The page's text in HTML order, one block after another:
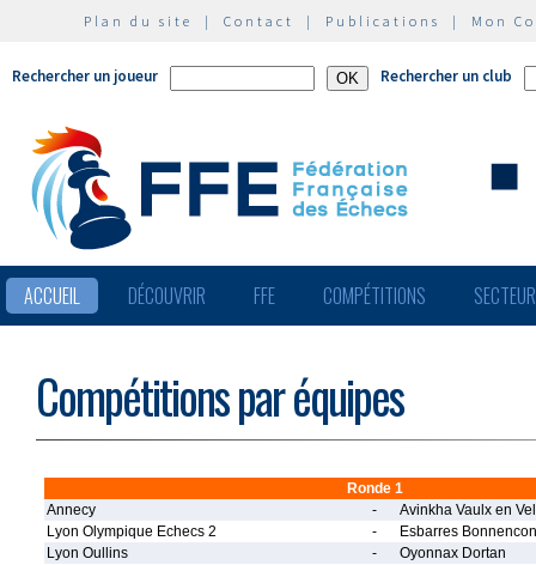
Plan du site | Contact | Publications | Mon
Rechercher un joueur Rechercher un club
ACCUEIL DÉCOUVRIR FFE COMPÉTITIONS
Compétitions par équipes
Ronde 1
Annecy
-
Avinkha Vaulx en
Lyon Olympique Echecs 2
-
Esbarres
Lyon Oullins
-
Oyonnax Dortan